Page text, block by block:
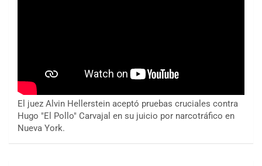
El juez Alvin Hellerstein aceptó pruebas cruciales contra
Hugo "El Pollo" Carvajal en su juicio por narcotráfico en
Nueva York.